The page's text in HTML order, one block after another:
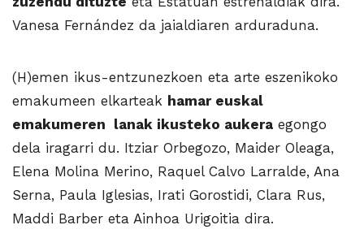
Vanesa Fernández da jaialdiaren arduraduna.
(H)emen ikus-entzunezkoen eta arte eszenikoko
emakumeen elkarteak hamar euskal
emakumeren lanak ikusteko aukera egongo
dela iragarri du. Itziar Orbegozo, Maider Oleaga,
Elena Molina Merino, Raquel Calvo Larralde, Ana
Serna, Paula Iglesias, Irati Gorostidi, Clara Rus,
Maddi Barber eta Ainhoa Urigoitia dira.